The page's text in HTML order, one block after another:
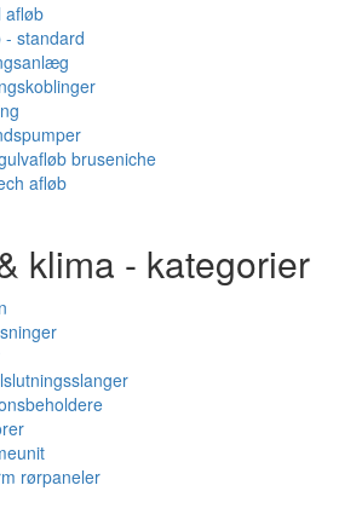
afløb
- standard
bruseniche
afløb
klima - kategorier
rørpaneler